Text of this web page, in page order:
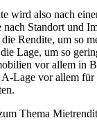
wird also nach
nach Standort und
Rendite, um so
Lage, um so
vor allem in
Lage vor allem für
Thema